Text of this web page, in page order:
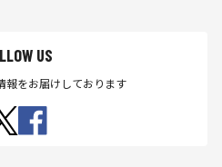
US
報をお届けしております